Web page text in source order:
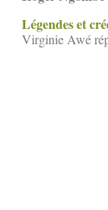
Légendes et
Virginie Awé